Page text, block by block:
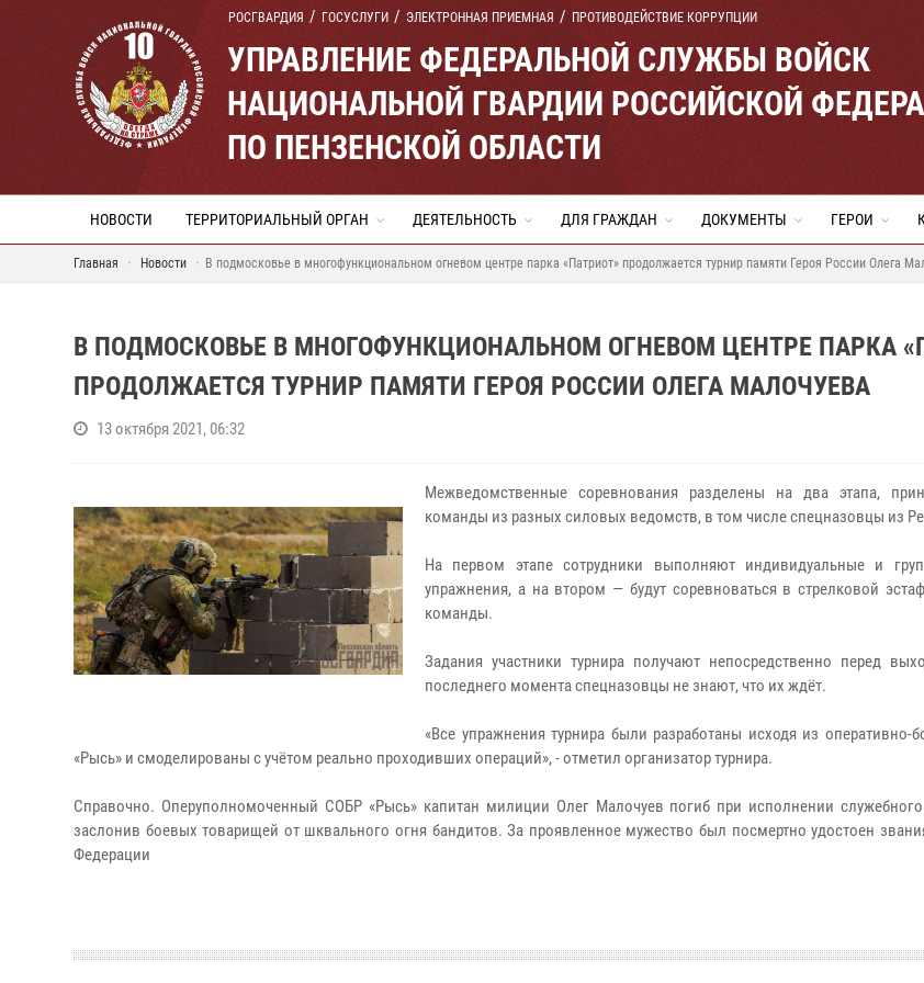
РОСГВАРДИЯ ГОСУСЛУГИ ЭЛЕКТРОННАЯ ПРИЕМНАЯ ПРОТИВОДЕЙСТВИЕ КОРРУПЦИИ
УПРАВЛЕНИЕ ФЕДЕРАЛЬНОЙ СЛУЖБЫ ВОЙСК
НАЦИОНАЛЬНОЙ ГВАРДИИ РОССИЙСКОЙ
ПО ПЕНЗЕНСКОЙ ОБЛАСТИ
НОВОСТИ ТЕРРИТОРИАЛЬНЫЙ ОРГАН ДЕЯТЕЛЬНОСТЬ ДЛЯ ГРАЖДАН ДОКУМЕНТЫ ГЕРОИ
Главная Новости В подмосковье в многофункциональном огневом центре парка «Патриот» продолжается турнир памяти Героя России Олега
В ПОДМОСКОВЬЕ В МНОГОФУНКЦИОНАЛЬНОМ ОГНЕВОМ ЦЕНТРЕ ПАРКА
ПРОДОЛЖАЕТСЯ ТУРНИР ПАМЯТИ ГЕРОЯ РОССИИ ОЛЕГА МАЛОЧУЕВА
13 октября 2021, 06:32
Межведомственные соревнования разделены на два этапа,
команды из разных силовых ведомств, в том числе спецназовцы из
На первом этапе сотрудники выполняют индивидуальные и
упражнения, а на втором — будут соревноваться в стрелковой
команды.
Задания участники турнира получают непосредственно перед
последнего момента спецназовцы не знают, что их ждёт.
«Все упражнения турнира были разработаны исходя из оперативно-
«Рысь» и смоделированы с учётом реально проходивших операций», - отметил организатор турнира.
Справочно. Оперуполномоченный СОБР «Рысь» капитан милиции Олег Малочуев погиб при исполнении
заслонив боевых товарищей от шквального огня бандитов. За проявленное мужество был посмертно удостоен
Федерации